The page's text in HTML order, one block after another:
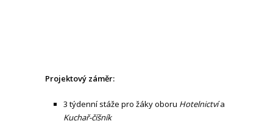
Projektový záměr:
3 týdenní stáže pro žáky oboru Hotelnictvía
Kuchař-číšník